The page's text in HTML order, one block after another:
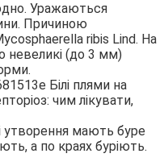
Уражаються
Причиною
ribis Lind. На
невеликі (до 3 мм)
утворення мають буре
а по краях буріють.